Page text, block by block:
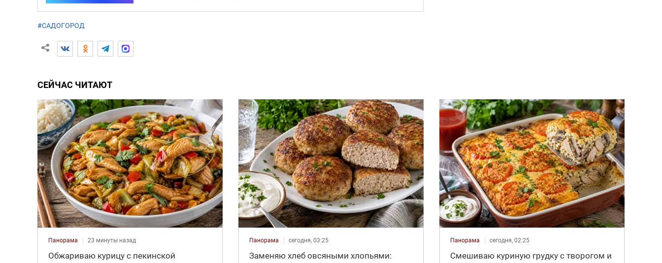
#САДОГОРОД
СЕЙЧАС ЧИТАЮТ
Панорама 23 минуты назад
Обжариваю курицу с пекинской
Панорама сегодня, 03:25
Заменяю хлеб овсяными хлопьями:
Панорама сегодня, 02:25
Смешиваю куриную грудку с творогом и